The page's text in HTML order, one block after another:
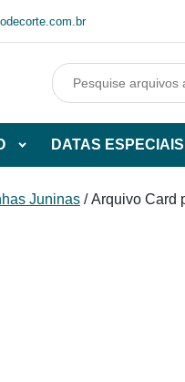
de
DATAS ESPECIAIS
Juninas / Arquivo Card